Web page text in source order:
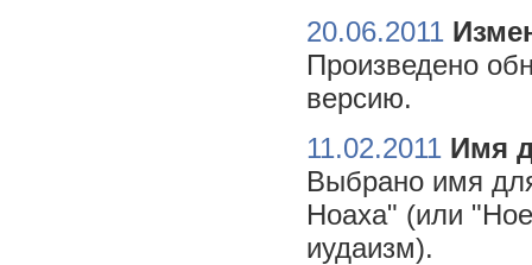
20.06.2011
Произведено
версию.
11.02.2011 Имя
Выбрано имя
Ноаха" (или
иудаизм).